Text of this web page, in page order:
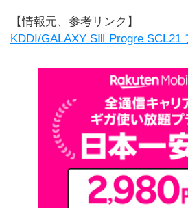
【情報元、参考リンク】
KDDI/GALAXY SⅢ Progre SCL21